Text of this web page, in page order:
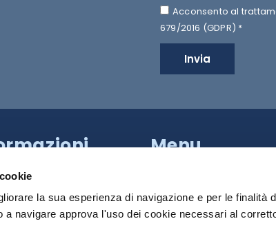
la sua esperienza di navigazione e per le finalità
a navigare approva l'uso dei cookie necessari al
Acconsento al
679/2016 (GDPR) *
Invia
(NA)
18539000
+39 340 790 2931
Menu
SISTEMI
PRODOTTI